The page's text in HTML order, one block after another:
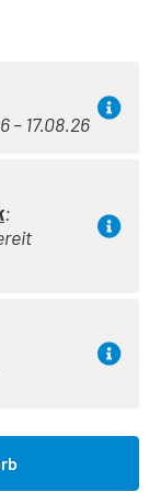
– 17.08.26
:
Wert ein